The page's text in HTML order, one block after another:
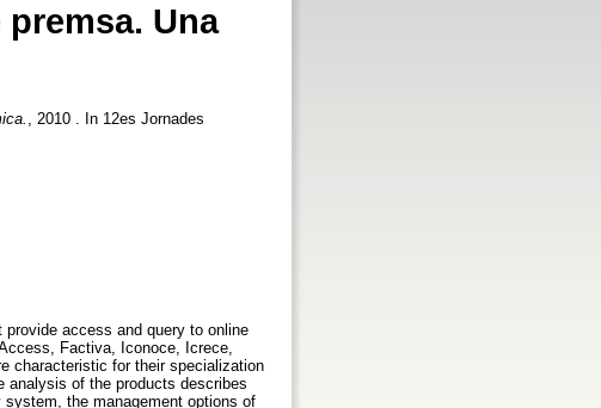
Una
, 2010 . In 12es Jornades
access and query to online
Factiva, Iconoce, Icrece,
characteristic for their specialization
analysis of the products describes
the management options of